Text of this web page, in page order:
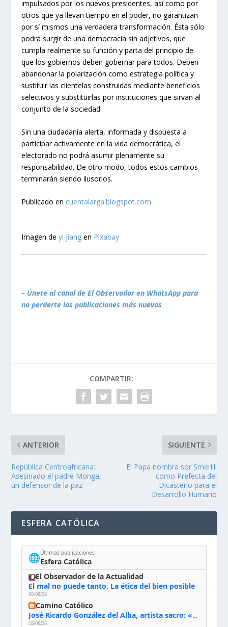
impulsados por los nuevos presidentes, así como por
otros que ya llevan tiempo en el poder, no garantizan
por sí mismos una verdadera transformación. Ésta sólo
podrá surgir de una democracia sin adjetivos, que
cumpla realmente su función y parta del principio de
que los gobiernos deben gobernar para todos. Deben
abandonar la polarización como estrategia política y
sustituir las clientelas construidas mediante beneficios
selectivos y substituirlas por instituciones que sirvan al
conjunto de la sociedad.
Sin una ciudadanía alerta, informada y dispuesta a
participar activamente en la vida democrática, el
electorado no podrá asumir plenamente su
responsabilidad. De otro modo, todos estos cambios
terminarán siendo ilusorios.
Publicado en cuentalarga.blogspot.com
Imagen deyi jiang en Pixabay
– Únete al canal de El Observador en WhatsApp para
no perderte las publicaciones más nuevas
COMPARTIR:
ANTERIOR
República Centroafricana:
Asesinado el padre Monga,
un defensor de la paz
SIGUIENTE
El Papa nombra sor Smerilli
como Prefecta del
Dicasterio para el
Desarrollo Humano
ESFERA CATÓLICA
🌐Últimas publicaciones
Esfera Católica
El Observador de la Actualidad
El mal no puede tanto. La ética del bien posible
08/08/26
Camino Católico
José Ricardo González del Alba, artista sacro: «Yo oro, hablo con Dios, le pido al Espíritu Santo su inspiración y siempre pinto rezando el rosario para que sea Él quien actúe a través de mis manos»
08/08/26